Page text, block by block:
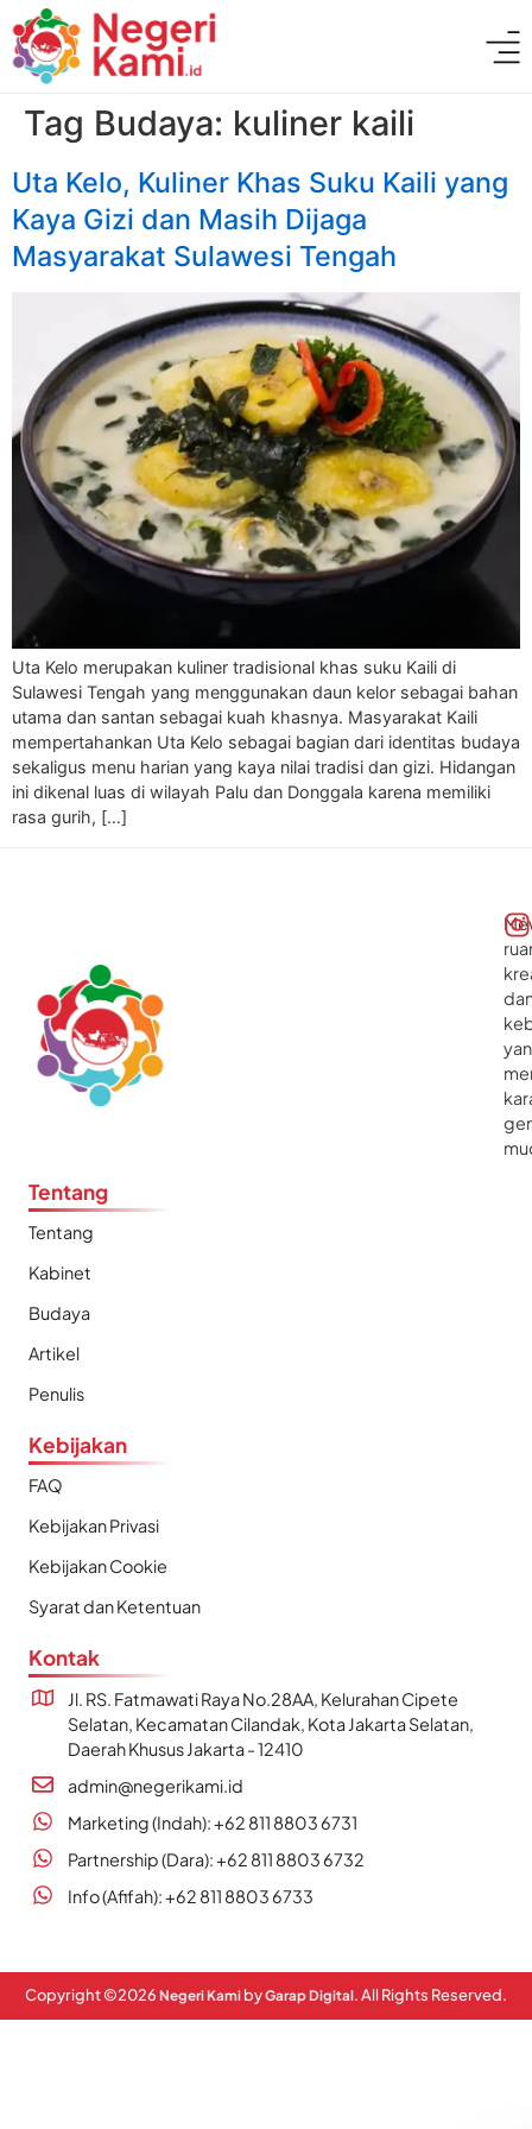
Tag Budaya: kuliner kaili
Uta Kelo, Kuliner Khas Suku Kaili yang
Kaya Gizi dan Masih Dijaga
Masyarakat Sulawesi Tengah
Uta Kelo merupakan kuliner tradisional khas suku Kaili di
Sulawesi Tengah yang menggunakan daun kelor sebagai bahan
utama dan santan sebagai kuah khasnya. Masyarakat Kaili
mempertahankan Uta Kelo sebagai bagian dari identitas budaya
sekaligus menu harian yang kaya nilai tradisi dan gizi. Hidangan
ini dikenal luas di wilayah Palu dan Donggala karena memiliki
rasa gurih, […]
Tentang
Tentang
Kabinet
Budaya
Artikel
Penulis
Kebijakan
FAQ
Kebijakan Privasi
Kebijakan Cookie
Syarat dan Ketentuan
Kontak
Jl. RS. Fatmawati Raya No.28AA, Kelurahan Cipete
Selatan, Kecamatan Cilandak, Kota Jakarta Selatan,
Daerah Khusus Jakarta - 12410
admin@negerikami.id
Marketing (Indah): +62 811 8803 6731
Partnership (Dara): +62 811 8803 6732
Info (Afifah): +62 811 8803 6733
Copyright ©2026 Negeri Kami byGarap Digital. All Rights Reserved.